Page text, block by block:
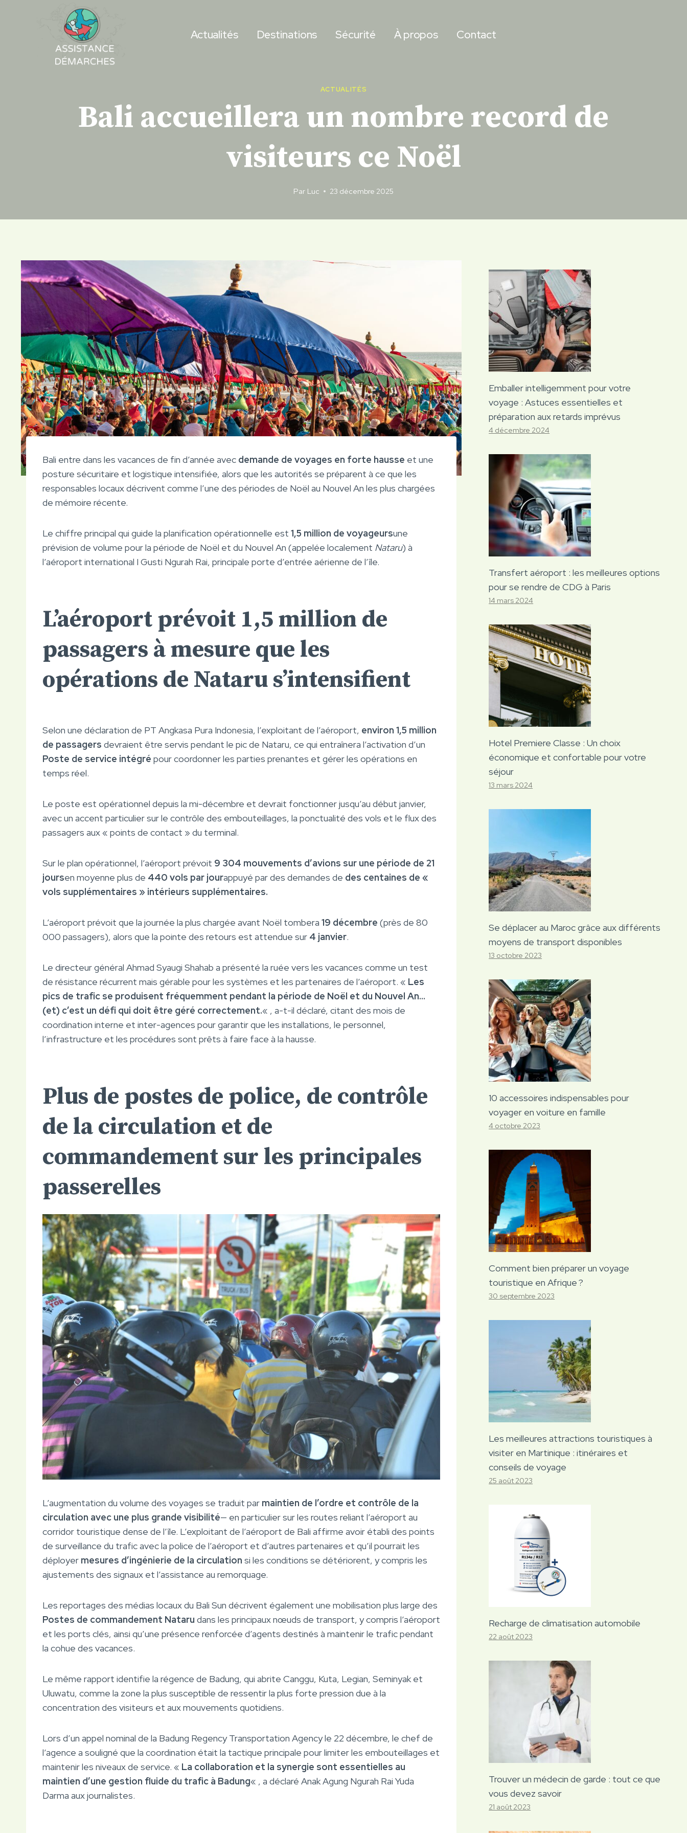
Actualités Destinations Sécurité À propos Contact
ACTUALITÉS
Bali accueillera un nombre record de
visiteurs ce Noël
Par Luc 23 décembre 2025
Bali entre dans les vacances de fin d’année avec demande de voyages en forte hausse et une
posture sécuritaire et logistique intensifiée, alors que les autorités se préparent à ce que les
responsables locaux décrivent comme l’une des périodes de Noël au Nouvel An les plus chargées
de mémoire récente.
Le chiffre principal qui guide la planification opérationnelle est 1,5 million de voyageursune
prévision de volume pour la période de Noël et du Nouvel An (appelée localement Nataru) à
l’aéroport international I Gusti Ngurah Rai, principale porte d’entrée aérienne de l’île.
L’aéroport prévoit 1,5 million de
passagers à mesure que les
opérations de Nataru s’intensifient
Selon une déclaration de PT Angkasa Pura Indonesia, l’exploitant de l’aéroport, environ 1,5 million
de passagers devraient être servis pendant le pic de Nataru, ce qui entraînera l’activation d’un
Poste de service intégré pour coordonner les parties prenantes et gérer les opérations en
temps réel.
Le poste est opérationnel depuis la mi-décembre et devrait fonctionner jusqu’au début janvier,
avec un accent particulier sur le contrôle des embouteillages, la ponctualité des vols et le flux des
passagers aux « points de contact » du terminal.
Sur le plan opérationnel, l’aéroport prévoit 9 304 mouvements d’avions sur une période de 21
joursen moyenne plus de 440 vols par jourappuyé par des demandes de des centaines de «
vols supplémentaires » intérieurs supplémentaires.
L’aéroport prévoit que la journée la plus chargée avant Noël tombera 19 décembre (près de 80
000 passagers), alors que la pointe des retours est attendue sur 4 janvier.
Le directeur général Ahmad Syaugi Shahab a présenté la ruée vers les vacances comme un test
de résistance récurrent mais gérable pour les systèmes et les partenaires de l’aéroport. « Les
pics de trafic se produisent fréquemment pendant la période de Noël et du Nouvel An…
(et) c’est un défi qui doit être géré correctement.« , a-t-il déclaré, citant des mois de
coordination interne et inter-agences pour garantir que les installations, le personnel,
l’infrastructure et les procédures sont prêts à faire face à la hausse.
Plus de postes de police, de contrôle
de la circulation et de
commandement sur les principales
passerelles
L’augmentation du volume des voyages se traduit par maintien de l’ordre et contrôle de la
circulation avec une plus grande visibilité— en particulier sur les routes reliant l’aéroport au
corridor touristique dense de l’île. L’exploitant de l’aéroport de Bali affirme avoir établi des points
de surveillance du trafic avec la police de l’aéroport et d’autres partenaires et qu’il pourrait les
déployer mesures d’ingénierie de la circulation si les conditions se détériorent, y compris les
ajustements des signaux et l’assistance au remorquage.
Les reportages des médias locaux du Bali Sun décrivent également une mobilisation plus large des
Postes de commandement Nataru dans les principaux nœuds de transport, y compris l’aéroport
et les ports clés, ainsi qu’une présence renforcée d’agents destinés à maintenir le trafic pendant
la cohue des vacances.
Le même rapport identifie la régence de Badung, qui abrite Canggu, Kuta, Legian, Seminyak et
Uluwatu, comme la zone la plus susceptible de ressentir la plus forte pression due à la
concentration des visiteurs et aux mouvements quotidiens.
Lors d’un appel nominal de la Badung Regency Transportation Agency le 22 décembre, le chef de
l’agence a souligné que la coordination était la tactique principale pour limiter les embouteillages et
maintenir les niveaux de service. « La collaboration et la synergie sont essentielles au
maintien d’une gestion fluide du trafic à Badung« , a déclaré Anak Agung Ngurah Rai Yuda
Darma aux journalistes.
Emballer intelligemment pour votre
voyage : Astuces essentielles et
préparation aux retards imprévus
4 décembre 2024
Transfert aéroport : les meilleures options
pour se rendre de CDG à Paris
14 mars 2024
Hotel Premiere Classe : Un choix
économique et confortable pour votre
séjour
13 mars 2024
Se déplacer au Maroc grâce aux différents
moyens de transport disponibles
13 octobre 2023
10 accessoires indispensables pour
voyager en voiture en famille
4 octobre 2023
Comment bien préparer un voyage
touristique en Afrique ?
30 septembre 2023
Les meilleures attractions touristiques à
visiter en Martinique : itinéraires et
conseils de voyage
25 août 2023
Recharge de climatisation automobile
22 août 2023
Trouver un médecin de garde : tout ce que
vous devez savoir
21 août 2023